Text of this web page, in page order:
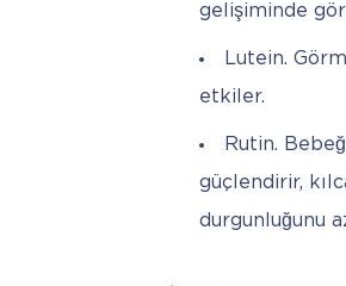
gelişiminde
Lutein.
etkiler.
Rutin.
güçlendirir,
durgunluğunu